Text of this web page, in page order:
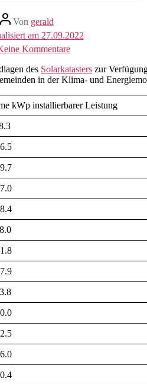
Beitragsautor
Von gerald
am 27.09.2022
Kommentarezu
Solarpotential
KEM
Mostlandl-
des Solarkatasters zur
in der Klima- und
kWp installierbarer Leistung